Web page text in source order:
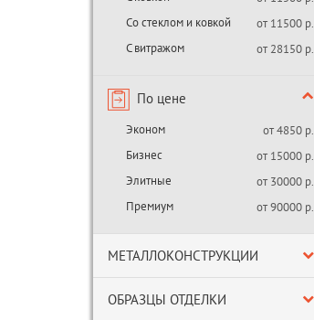
Со стеклом и ковкой
от 11500 р.
С витражом
от 28150 р.
По цене
Эконом
от 4850 р.
Бизнес
от 15000 р.
Элитные
от 30000 р.
Премиум
от 90000 р.
МЕТАЛЛОКОНСТРУКЦИИ
ОБРАЗЦЫ ОТДЕЛКИ